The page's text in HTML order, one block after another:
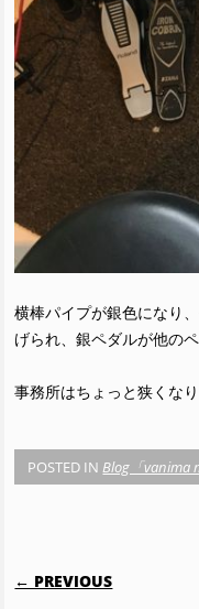
横棒パイプが銀色になり
げられ、銀ペダルが他の
事務所はちょっと狭くな
POSTED IN Blog「vanima
POST
← PREVIOUS